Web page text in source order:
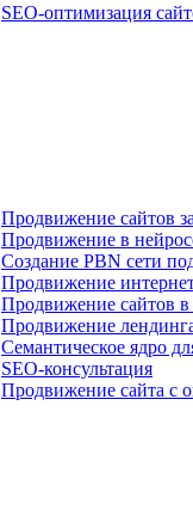
SEO-оптимизация
Продвижение сайтов
Продвижение в
Создание PBN сети
Продвижение
Продвижение сайтов
Продвижение
Семантическое ядро
SEO-консультация
Продвижение сайта с